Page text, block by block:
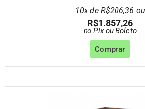
10x de R$206,36 ou
R$1.857,26
no Pix ou Boleto
Comprar